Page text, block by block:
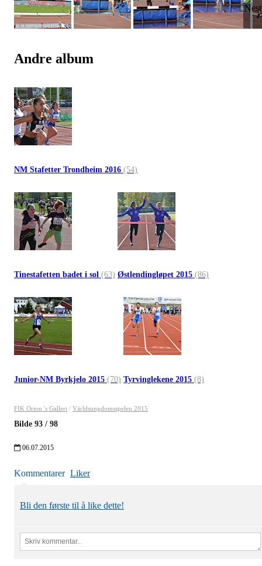
Andre album
NM Stafetter Trondheim 2016 (54)
Tinestafetten badet i sol (63) Østlendingløpet 2015 (86)
Junior-NM Byrkjelo 2015 (70) Tyrvinglekene 2015 (8)
FIK Orion 's Galleri / Världsungdomsspelen 2015
Bilde 93 / 98
06.07.2015
Kommentarer Liker
Bli den første til å like dette!